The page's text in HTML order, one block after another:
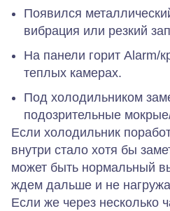
Появился
вибрация или резкий
На панели горит Alarm/
теплых камерах.
Под холодильником
подозрительные
Если холодильник
внутри стало хотя бы
может быть нормальный
ждем дальше и не
Если же через несколько